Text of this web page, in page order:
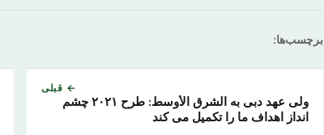
برچسب‌ها:
← قبلی
ولی عهد دبی به الشرق الأوسط: طرح ۲۰۲۱ چشم
انداز اهداف ما را تکمیل می کند